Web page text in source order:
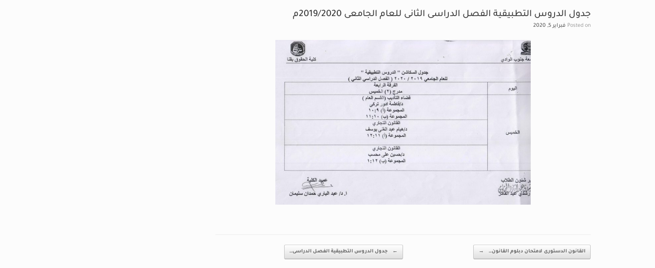
جدول الدروس التطبيقية الفصل الدراسى الثانى للعام الجامعى 2019/2020م
Posted on فبراير 5, 2020
Post navigation
← جدول الدروس التطبيقية الفصل الدراسى… القانون الدستورى لامتحان دبلوم القانون… →